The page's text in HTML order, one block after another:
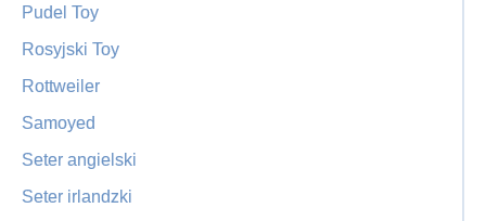
Pudel Toy
Rosyjski Toy
Rottweiler
Samoyed
Seter angielski
Seter irlandzki